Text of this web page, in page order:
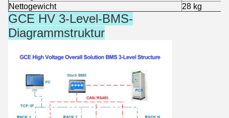
Nettogewicht
28 kg
GCE HV 3-Level-BMS-
Diagrammstruktur